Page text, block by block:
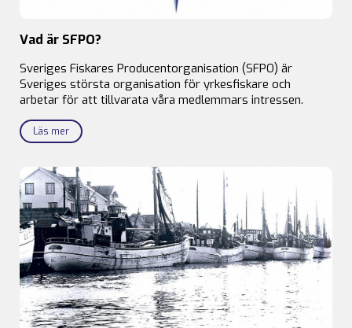
Vad är SFPO?
Sveriges Fiskares Producentorganisation (SFPO) är
Sveriges största organisation för yrkesfiskare och
arbetar för att tillvarata våra medlemmars intressen.
Läs mer